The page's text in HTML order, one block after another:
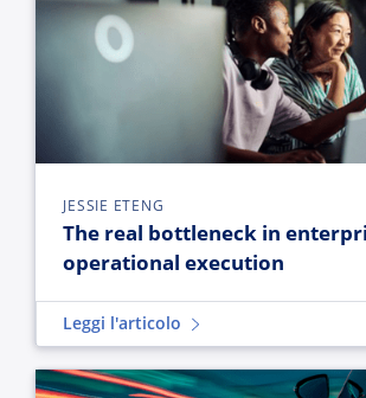
JESSIE ETENG
The real bottleneck in
operational execution
Leggi l'articolo
Journey from automation to autonomy: